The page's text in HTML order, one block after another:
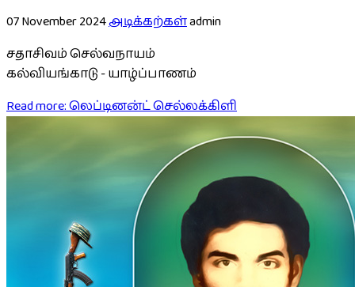
07 November 2024அடிக்கற்கள்admin
சதாசிவம் செல்வநாயம்
கல்வியங்காடு - யாழ்ப்பாணம்
Read more: லெப்டினன்ட் செல்லக்கிளி